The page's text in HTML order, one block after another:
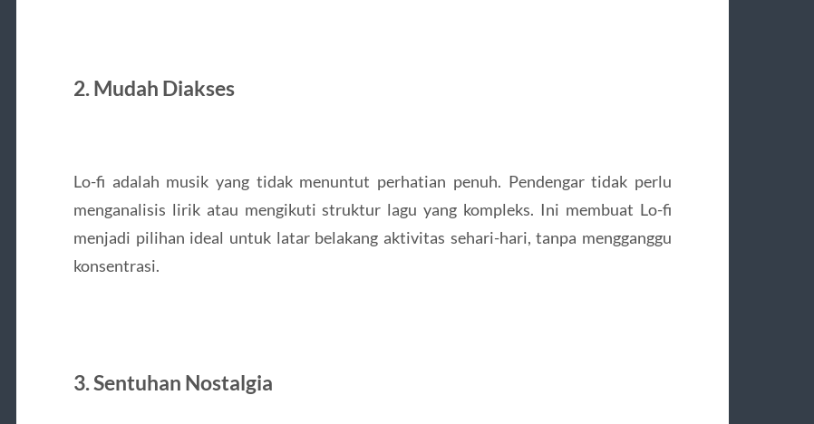
2. Mudah Diakses
Lo-fi adalah musik yang tidak menuntut perhatian penuh. Pendengar tidak perlu
menganalisis lirik atau mengikuti struktur lagu yang kompleks. Ini membuat Lo-fi
menjadi pilihan ideal untuk latar belakang aktivitas sehari-hari, tanpa mengganggu
konsentrasi.
3. Sentuhan Nostalgia